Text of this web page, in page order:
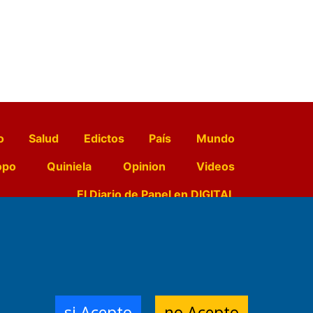
Salud Edictos País
Mundo
Quiniela Opinion
Videos
El Diario de Papel en DIGITAL